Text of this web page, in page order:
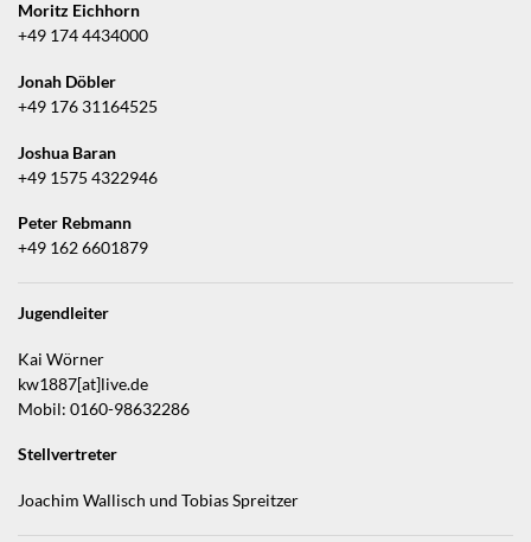
Moritz Eichhorn
+49 174 4434000
Jonah Döbler
+49 176 31164525
Joshua Baran
+49 1575 4322946
Peter Rebmann
+49 162 6601879
Jugendleiter
Kai Wörner
kw1887[at]live.de
Mobil: 0160-98632286
Stellvertreter
Joachim Wallisch und Tobias Spreitzer